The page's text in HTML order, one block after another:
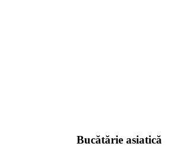
Bucătărie asiatică